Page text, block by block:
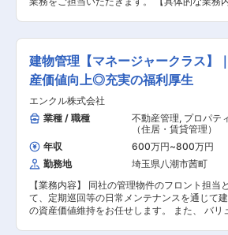
務 ※本求人は八潮店での募集ですが、三郷中
での採用も可能です。 【担当者コメント】 エン
クルグループは創業35年目を迎え、地域密着
業として賃貸・売買・管理・建築・リフォーム
ど、ワンストップサービスを展開しております
人に、街に、心にピースをミッションに不動産
軸に、地域の「暮らし」をトータルで支える
フクリエイトカンパニーへ、 暮らしを基軸とし
衣食住などのさまざまなタッチポイントを支え
企業を目指しています。 その目標の実現に向け
2030年には売上100億円・社員数100人を計画
ております。 現在、若手社員からベテラン社員
で幅広く活躍しており、社内外のイベントで
業員同士はもちろん家族参加型のものもありま
す。 仕事をするだけでなくコミュニケーショ
図ることで人間関係を円滑にし、人生を楽し
建物管理【マネージャークラス】
産価値向上◎充実の福利厚生
エンクル株式会社
業種 / 職種
不動産管理, プロパテ
（住居・賃貸管理）
年収
600万円~800万円
勤務地
埼玉県八潮市茜町
【業務内容】 同社の管理物件のフロント担当
て、定期巡回等の日常メンテナンスを通じて
の資産価値維持をお任せします。 また、 バリ